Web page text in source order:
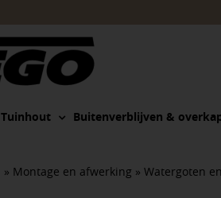
Tuinhout Buitenverblijven &
» Montage en afwerking » Watergoten